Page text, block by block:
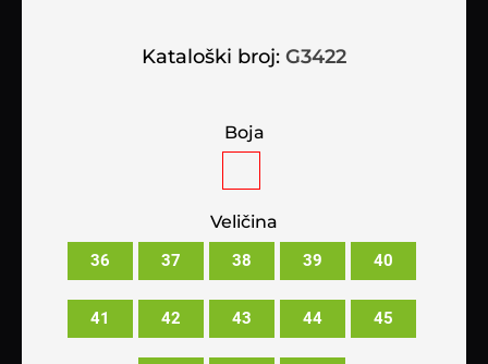
Kataloški broj: G3422
Boja
Veličina
36 37 38 39 40
41 42 43 44 45